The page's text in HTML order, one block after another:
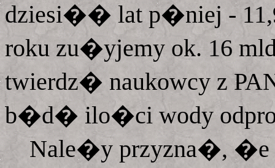
dziesi�� lat p�niej -
roku zu�yjemy ok. 16
twierdz� naukowcy z
b�d� ilo�ci wody
Nale�y przyzna�, �e